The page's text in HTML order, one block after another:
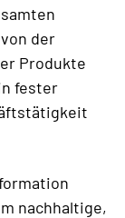
der
Produkte
fester
nachhaltige,